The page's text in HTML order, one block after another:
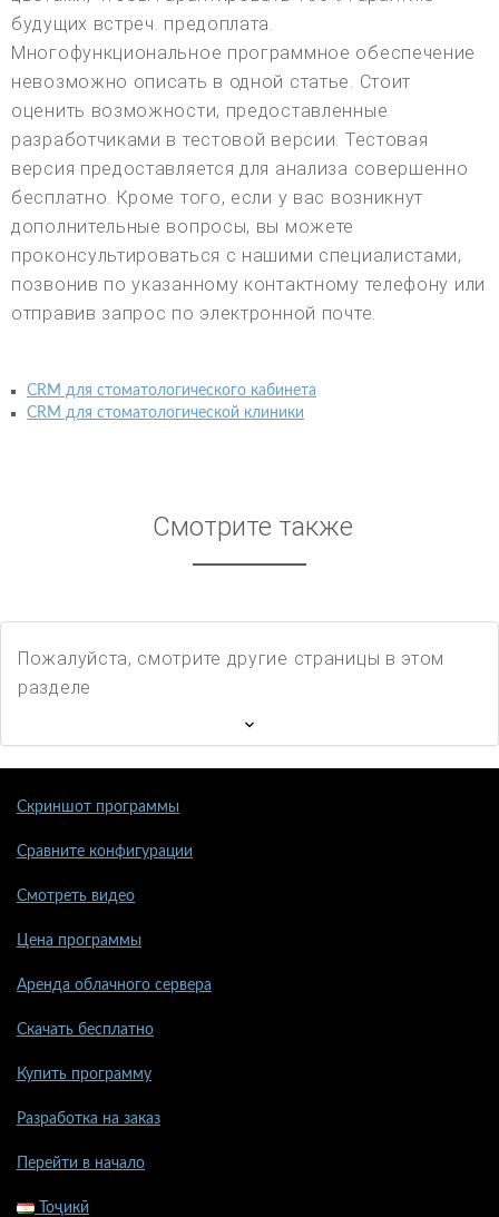
будущих встреч. предоплата.
Многофункциональное программное обеспечение
невозможно описать в одной статье. Стоит
оценить возможности, предоставленные
разработчиками в тестовой версии. Тестовая
версия предоставляется для анализа совершенно
бесплатно. Кроме того, если у вас возникнут
дополнительные вопросы, вы можете
проконсультироваться с нашими специалистами,
позвонив по указанному контактному телефону или
отправив запрос по электронной почте.
CRM для стоматологического кабинета
CRM для стоматологической клиники
Смотрите также
Пожалуйста, смотрите другие страницы в этом
разделе
Скриншот программы
Сравните конфигурации
Смотреть видео
Цена программы
Аренда облачного сервера
Скачать бесплатно
Купить программу
Разработка на заказ
Перейти в начало
Тоҷикӣ